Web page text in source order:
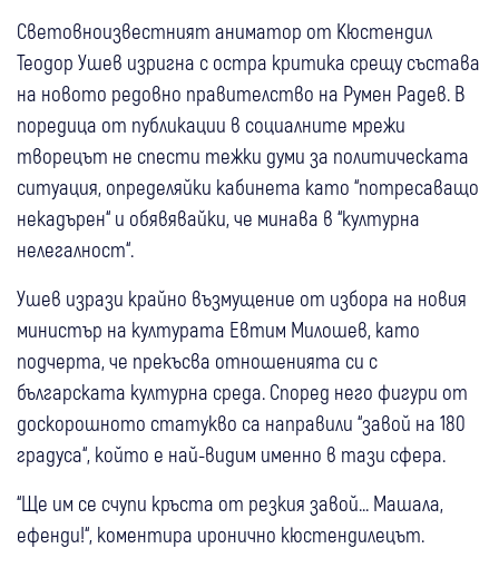
Световноизвестният аниматор от Кюстендил
Теодор Ушев изригна с остра критика срещу състава
на новото редовно правителство на Румен Радев. В
поредица от публикации в социалните мрежи
творецът не спести тежки думи за политическата
ситуация, определяйки кабинета като “потресаващо
некадърен“ и обявявайки, че минава в “културна
нелегалност“.
Ушев изрази крайно възмущение от избора на новия
министър на културата Евтим Милошев, като
подчерта, че прекъсва отношенията си с
българската културна среда. Според него фигури от
доскорошното статукво са направили “завой на 180
градуса“, който е най-видим именно в тази сфера.
“Ще им се счупи кръста от резкия завой... Машала,
ефенди!“, коментира иронично кюстендилецът.